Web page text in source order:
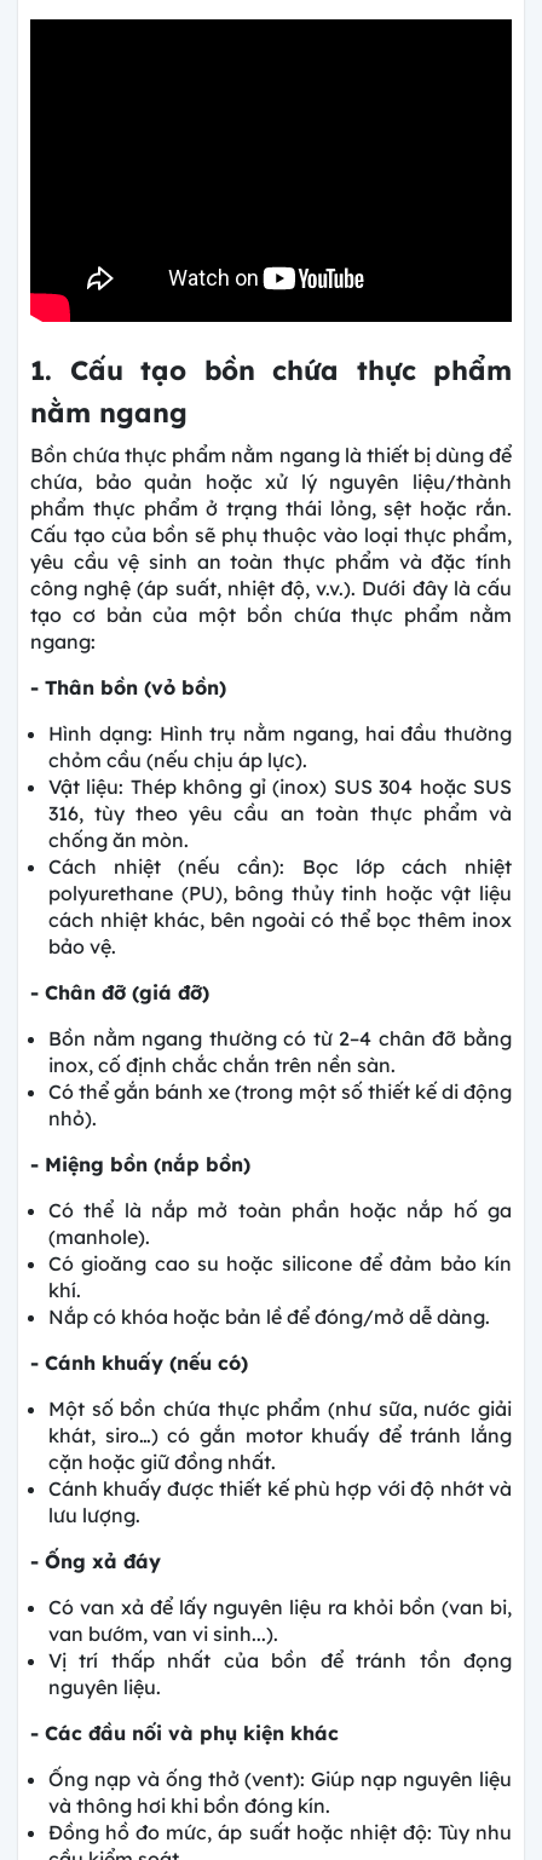
1. Cấu tạo bồn chứa thực phẩm
nằm ngang
Bồn chứa thực phẩm nằm ngang là thiết bị dùng để
chứa, bảo quản hoặc xử lý nguyên liệu/thành
phẩm thực phẩm ở trạng thái lỏng, sệt hoặc rắn.
Cấu tạo của bồn sẽ phụ thuộc vào loại thực phẩm,
yêu cầu vệ sinh an toàn thực phẩm và đặc tính
công nghệ (áp suất, nhiệt độ, v.v.). Dưới đây là cấu
tạo cơ bản của một bồn chứa thực phẩm nằm
ngang:
- Thân bồn (vỏ bồn)
Hình dạng: Hình trụ nằm ngang, hai đầu thường
chỏm cầu (nếu chịu áp lực).
Vật liệu: Thép không gỉ (inox) SUS 304 hoặc SUS
316, tùy theo yêu cầu an toàn thực phẩm và
chống ăn mòn.
Cách nhiệt (nếu cần): Bọc lớp cách nhiệt
polyurethane (PU), bông thủy tinh hoặc vật liệu
cách nhiệt khác, bên ngoài có thể bọc thêm inox
bảo vệ.
- Chân đỡ (giá đỡ)
Bồn nằm ngang thường có từ 2–4 chân đỡ bằng
inox, cố định chắc chắn trên nền sàn.
Có thể gắn bánh xe (trong một số thiết kế di động
nhỏ).
- Miệng bồn (nắp bồn)
Có thể là nắp mở toàn phần hoặc nắp hố ga
(manhole).
Có gioăng cao su hoặc silicone để đảm bảo kín
khí.
Nắp có khóa hoặc bản lề để đóng/mở dễ dàng.
- Cánh khuấy (nếu có)
Một số bồn chứa thực phẩm (như sữa, nước giải
khát, siro…) có gắn motor khuấy để tránh lắng
cặn hoặc giữ đồng nhất.
Cánh khuấy được thiết kế phù hợp với độ nhớt và
lưu lượng.
- Ống xả đáy
Có van xả để lấy nguyên liệu ra khỏi bồn (van bi,
van bướm, van vi sinh...).
Vị trí thấp nhất của bồn để tránh tồn đọng
nguyên liệu.
- Các đầu nối và phụ kiện khác
Ống nạp và ống thở (vent): Giúp nạp nguyên liệu
và thông hơi khi bồn đóng kín.
Đồng hồ đo mức, áp suất hoặc nhiệt độ: Tùy nhu